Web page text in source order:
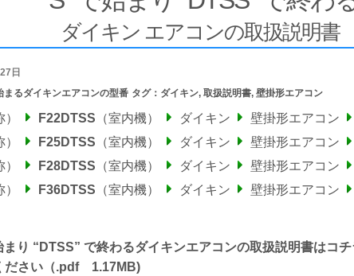
ダイキン エアコンの取扱説明書
日
まるダイキンエアコンの型番 タグ： ダイキン, 取扱説明書, 壁掛形エアコン
） F22DTSS （室内機） ダイキン 壁掛形エアコン
） F25DTSS （室内機） ダイキン 壁掛形エアコン
） F28DTSS （室内機） ダイキン 壁掛形エアコン
） F36DTSS （室内機） ダイキン 壁掛形エアコン
まり “DTSS” で終わるダイキンエアコンの取扱説明書はコ
ださい（.pdf 1.17MB)